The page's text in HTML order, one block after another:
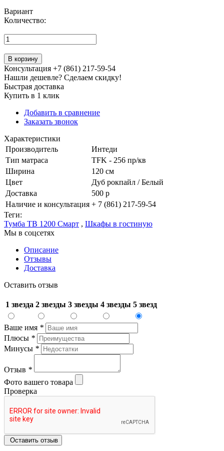
Вариант
Количество:
В корзину
Консультация +7 (861) 217-59-54
Нашли дешевле? Сделаем скидку!
Быстрая доставка
Купить в 1 клик
Добавить в сравнение
Заказать звонок
Характеристики
Производитель
Интеди
Тип матраса
TFK - 256 пр/кв
Ширина
120 см
Цвет
Дуб рокпайл / Белый
Доставка
500 р
Наличие и консультация + 7 (861) 217-59-54
Теги:
Тумба ТВ 1200 Смарт , Шкафы в гостиную
Мы в соцсетях
Описание
Отзывы
Доставка
Оставить отзыв
1 звезда 2 звезды 3 звезды 4 звезды 5 звезд
Ваше имя *
Плюсы *
Минусы *
Отзыв *
Фото вашего товара
Проверка
Оставить отзыв